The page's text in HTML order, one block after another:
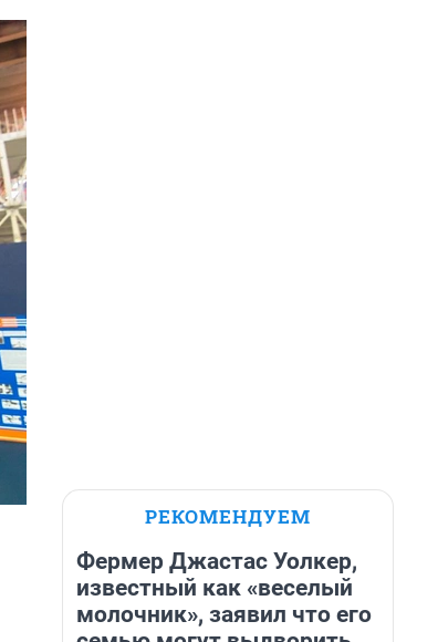
РЕКОМЕНДУЕМ
Фермер Джастас Уолкер,
известный как «веселый
молочник», заявил что его